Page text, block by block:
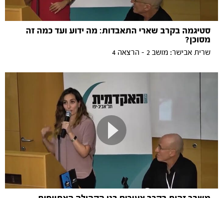
סטיגמה בקרב שארי התאבדות: מה ידוע ועד כמה זה
מסוכן?
שרית אבישר: מושב 2 - הרצאה 4